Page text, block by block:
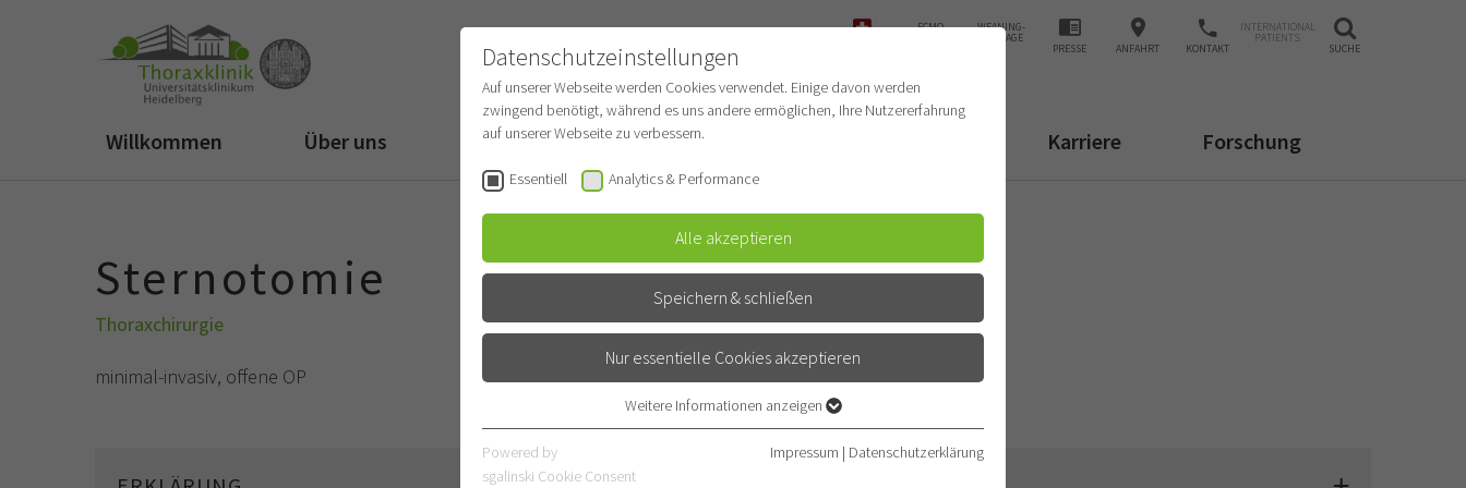
ECMO- WEANING-
ANFRAGE
PRESSE ANFAHRT KONTAKT
INTERNATIONAL
PATIENTS
SUCHE
Willkommen Über uns Für Patienten Für Ärzte Karriere Forschung
Sternotomie
Thoraxchirurgie
minimal-invasiv, offene OP
Datenschutzeinstellungen
Auf unserer Webseite werden Cookies verwendet. Einige davon werden
zwingend benötigt, während es uns andere ermöglichen, Ihre Nutzererfahrung
auf unserer Webseite zu verbessern.
Essentiell Analytics & Performance
Alle akzeptieren
Speichern & schließen
Nur essentielle Cookies akzeptieren
Essentielle Cookies werden für grundlegende Funktionen der Webseite
benötigt. Dadurch ist gewährleistet, dass die Webseite einwandfrei
Weitere Informationen anzeigen
Powered by
sgalinski Cookie Consent
Impressum | Datenschutzerklärung